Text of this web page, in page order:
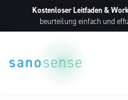
Kostenloser Leitfaden &
beurteilung einfach und